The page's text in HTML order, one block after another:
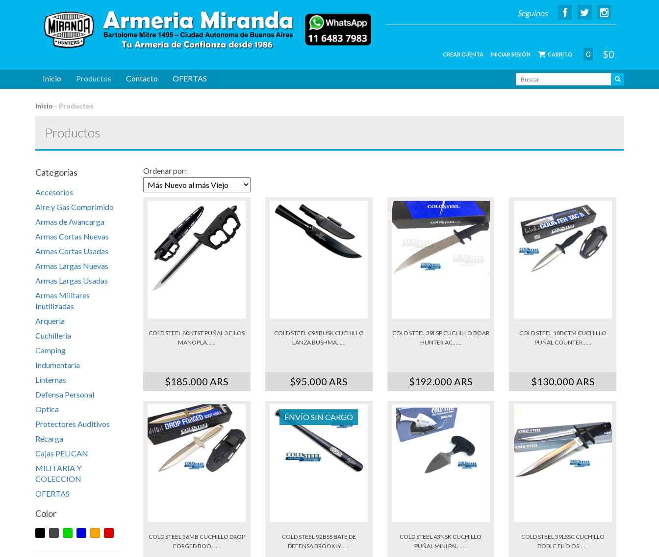
Seguinos
CREAR CUENTA INICIAR SESIÓN CARRITO 0 $0
Inicio Productos Contacto OFERTAS
Inicio - Productos
Productos
Categorías
Accesorios
Aire y Gas Comprimido
Armas de Avancarga
Armas Cortas Nuevas
Armas Cortas Usadas
Armas Largas Nuevas
Armas Largas Usadas
Armas Militares
Inutilizadas
Arqueria
Cuchilleria
Camping
Indumentaria
Linternas
Defensa Personal
Optica
Protectores Auditivos
Recarga
Cajas PELICAN
MILITARIA Y
COLECCION
OFERTAS
Color
Ordenar por:
COLD STEEL 80NTST PUÑAL 3 FILOS
MANOPLA......
$185.000 ARS
COLD STEEL C95BUSK CUCHILLO
LANZA BUSHMA......
$95.000 ARS
COLD STEEL 39LSP CUCHILLO BOAR
HUNTER AC......
$192.000 ARS
COLD STEEL 10BCTM CUCHILLO
PUÑAL COUNTER......
$130.000 ARS
COLD STEEL 36MB CUCHILLO DROP
FORGED BOO......
ENVÍO SIN CARGO
COLD STEEL 92BSS BATE DE
DEFENSA BROOKLY......
COLD STEEL 43NSK CUCHILLO
PUÑAL MINI PAL......
COLD STEEL 39LSSC CUCHILLO
DOBLE FILO OS......